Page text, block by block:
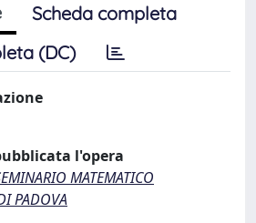
Scheda completa
(DC)
l'opera
MATEMATICO
PADOVA